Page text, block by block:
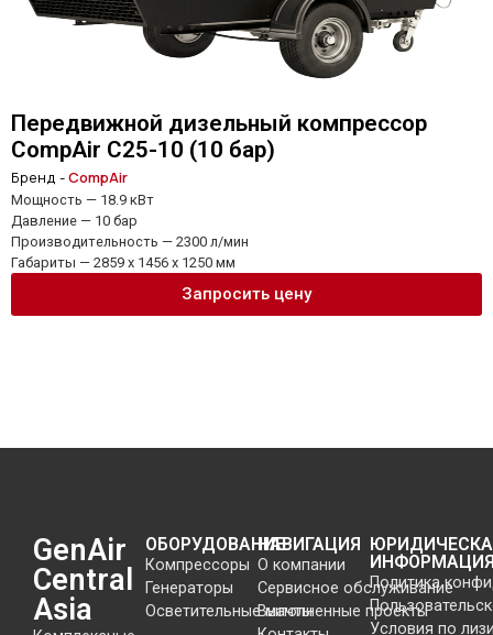
Передвижной дизельный компрессор
CompAir C25-10 (10 бар)
Бренд -CompAir
Мощность — 18.9 кВт
Давление — 10 бар
Производительность — 2300 л/мин
Габариты — 2859 x 1456 x 1250 мм
Запросить цену
GenAir
Central
Asia
ОБОРУДОВАНИЕ
Компрессоры
Генераторы
Осветительные мачты
НАВИГАЦИЯ
О компании
Сервисное обслуживание
Выполненные проекты
Политика
Условия по